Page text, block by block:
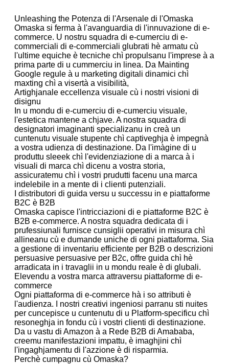
Unleashing the Potenza di l'Arsenale di l'Omaska
Omaska ​​si ferma à l'avanguardia di l'innuvazione di e-
commerce. U nostru squadra di e-cumerciu di e-
commerciali di e-commerciali glubrati hè armatu cù
l'ultime equiche è tecniche chì propulsanu l'imprese à a
prima parte di u cummerciu in linea. Da Mainting
Google regule à u marketing digitali dinamici chì
maxting chì a visertà a visibilità,
Artighjanale eccellenza visuale cù i nostri visioni di
disignu
In u mondu di e-cumerciu di e-cumerciu visuale,
l'estetica mantene a chjave. A nostra squadra di
designatori imaginanti specializanu in creà un
cuntenutu visuale stupente chì captiveghja è impegnà
a vostra udienza di destinazione. Da l'imàgine di u
produttu sleeek chì l'evidenziazione di a marca à i
visuali di marca chì dicenu a vostra storia,
assicuratemu chì i vostri prudutti facenu una marca
indelebile in a mente di i clienti putenziali.
I distributori di guida versu u successu in e piattaforme
B2C è B2B
Omaska ​​capisce l'intricciazioni di e piattaforme B2C è
B2B e-commerce. A nostra squadra dedicata di i
prufessiunali furnisce cunsiglii operativi in ​​misura chì
allineanu cù e dumande uniche di ogni piattaforma. Sia
a gestione di inventariu efficiente per B2B o descrizioni
persuasive persuasive per B2c, offre guida chì hè
arradicata in i travaglii in u mondu reale è di glubali.
Elevendu a vostra marca attraversu piattaforme di e-
commerce
Ogni piattaforma di e-commerce hà i so attributi è
l'audienza. I nostri creativi ingeniosi parranu sti nuites
per cuncepisce u cuntenutu di u Platform-specificu chì
resoneghja in fondu cù i vostri clienti di destinazione.
Da u vastu di Amazon à a Rede B2B di Amababa,
creemu manifestazioni impattu, è imaghjini chì
l'ingaghjamentu di l'azzione è di risparmia.
Perchè cumpagnu cù Omaska?